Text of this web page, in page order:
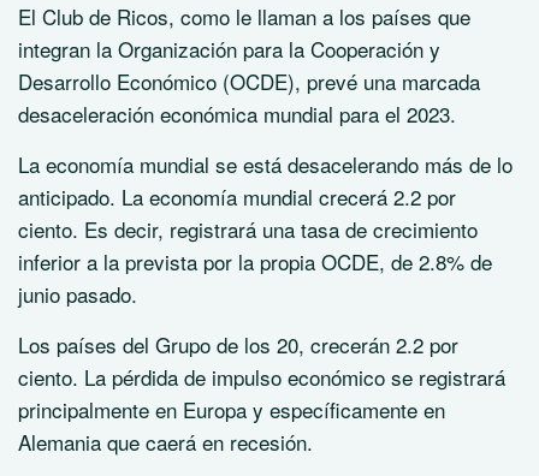
El Club de Ricos, como le llaman a los países que
integran la Organización para la Cooperación y
Desarrollo Económico (OCDE), prevé una marcada
desaceleración económica mundial para el 2023.
La economía mundial se está desacelerando más de lo
anticipado. La economía mundial crecerá 2.2 por
ciento. Es decir, registrará una tasa de crecimiento
inferior a la prevista por la propia OCDE, de 2.8% de
junio pasado.
Los países del Grupo de los 20, crecerán 2.2 por
ciento. La pérdida de impulso económico se registrará
principalmente en Europa y específicamente en
Alemania que caerá en recesión.